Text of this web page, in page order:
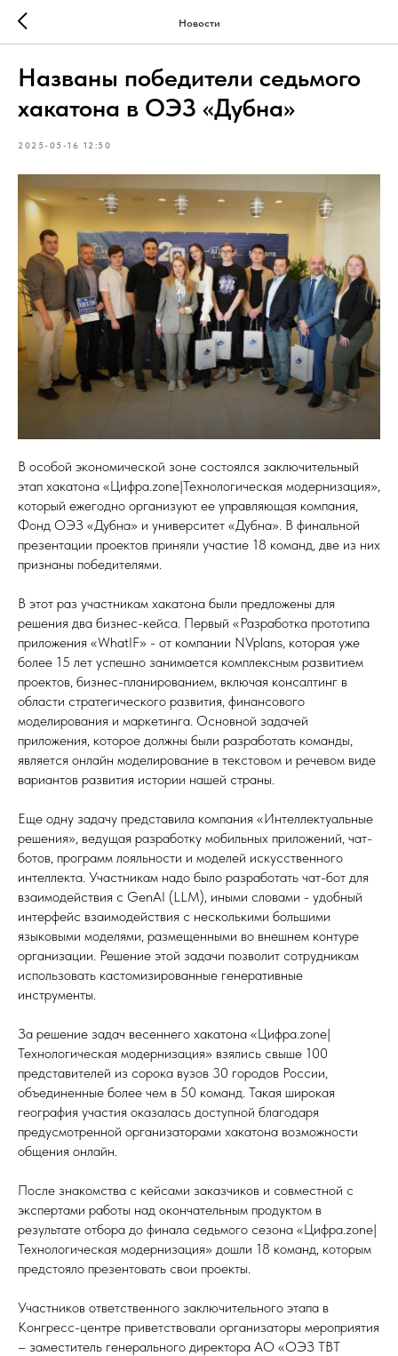
Новости
Названы победители седьмого
хакатона в ОЭЗ «Дубна»
2025-05-16 12:50
В особой экономической зоне состоялся заключительный
этап хакатона «Цифра.zone|Технологическая модернизация»,
который ежегодно организуют ее управляющая компания,
Фонд ОЭЗ «Дубна» и университет «Дубна». В финальной
презентации проектов приняли участие 18 команд, две из них
признаны победителями.
В этот раз участникам хакатона были предложены для
решения два бизнес-кейса. Первый «Разработка прототипа
приложения «WhatIF» - от компании NVplans, которая уже
более 15 лет успешно занимается комплексным развитием
проектов, бизнес-планированием, включая консалтинг в
области стратегического развития, финансового
моделирования и маркетинга. Основной задачей
приложения, которое должны были разработать команды,
является онлайн моделирование в текстовом и речевом виде
вариантов развития истории нашей страны.
Еще одну задачу представила компания «Интеллектуальные
решения», ведущая разработку мобильных приложений, чат-
ботов, программ лояльности и моделей искусственного
интеллекта. Участникам надо было разработать чат-бот для
взаимодействия с GenAI (LLM), иными словами - удобный
интерфейс взаимодействия с несколькими большими
языковыми моделями, размещенными во внешнем контуре
организации. Решение этой задачи позволит сотрудникам
использовать кастомизированные генеративные
инструменты.
За решение задач весеннего хакатона «Цифра.zone|
Технологическая модернизация» взялись свыше 100
представителей из сорока вузов 30 городов России,
объединенные более чем в 50 команд. Такая широкая
география участия оказалась доступной благодаря
предусмотренной организаторами хакатона возможности
общения онлайн.
После знакомства с кейсами заказчиков и совместной с
экспертами работы над окончательным продуктом в
результате отбора до финала седьмого сезона «Цифра.zone|
Технологическая модернизация» дошли 18 команд, которым
предстояло презентовать свои проекты.
Участников ответственного заключительного этапа в
Конгресс-центре приветствовали организаторы мероприятия
– заместитель генерального директора АО «ОЭЗ ТВТ